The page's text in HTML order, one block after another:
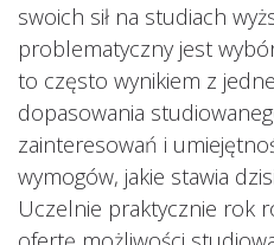
swoich sił na studiach
problematyczny jest
to często wynikiem z
dopasowania
zainteresowań i
wymogów, jakie stawia
Uczelnie praktycznie rok